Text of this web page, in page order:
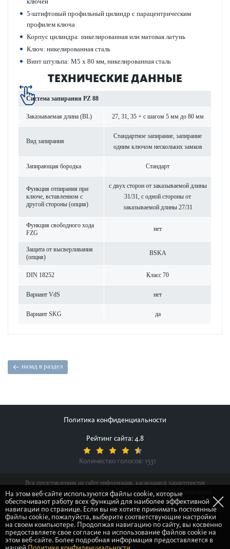
5-штифтовый профильный цилиндр с пар­ацентрическим
профилем ключа
Корпус цилиндра: никелированная или мат­овая латунь
Ключ: никелированная сталь
Винт штульпа: M5 x 80 мм, никелированная сталь
ТЕХНИЧЕСКИЕ ДАННЫЕ
Сис­тема запирания PZ 88
Заказываемая длина (BL) 27, 31, 35 + с шагом 5 мм до 80 мм
Вид запирания
Стандартное запирание, запирание
одним ключом нес­кольких замков
Запи­рающая бор­одка Стандарт
Функция отпирания при
ключе, встав­ленном с
другой стороны (опция)
с двух сторон от заказываемой длины
31/31, с одной стороны от
заказываемой длины 27/31
Функция свободного хода
FZG
нет
Защита от высверливания
(опция)
BSKA
DIN 18252 Класс 70
Вар­иант VdS нет
Вар­иант SKG да
назад в раздел
Политика конфиденциальности
Рейтинг сайта: 4.8
Количество голосов: 1531
Вся представленная на сайте информация, касающаяся характеристик
продуктов, наличия на складе, стоимости товаров, носит информационный
характер и ни при каких условиях не является публичной офертой,
определяемой положениями Статьи 437(2) Гражданского кодекса Российской
Федерации.
© Gretsch-Unitas group
На этом веб-сайте используются файлы cookie, которые
обеспечивают работу всех функций для наиболее эффективной
навигации по странице. Если вы не хотите принимать постоянные
файлы cookie, пожалуйста, выберите соответствующие настройки
на своем компьютере. Продолжая навигацию по сайту, вы косвенно
предоставляете свое согласие на использование файлов cookie на
этом веб-сайте. Более подробная информация предоставляется в